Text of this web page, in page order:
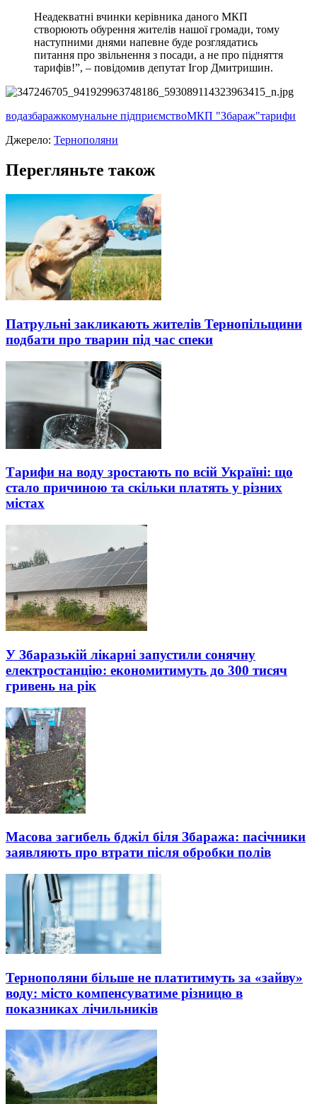
Неадекватні вчинки керівника даного МКП
створюють обурення жителів нашої громади, тому
наступними днями напевне буде розглядатись
питання про звільнення з посади, а не про підняття
тарифів!”, – повідомив депутат Ігор Дмитришин.
водазбаражкомунальне підприємствоМКП "Збараж"тарифи
Джерело: Тернополяни
Перегляньте також
Патрульні закликають жителів Тернопільщини
подбати про тварин під час спеки
Тарифи на воду зростають по всій Україні: що
стало причиною та скільки платять у різних
містах
У Збаразькій лікарні запустили сонячну
електростанцію: економитимуть до 300 тисяч
гривень на рік
Масова загибель бджіл біля Збаража: пасічники
заявляють про втрати після обробки полів
Тернополяни більше не платитимуть за «зайву»
воду: місто компенсуватиме різницю в
показниках лічильників